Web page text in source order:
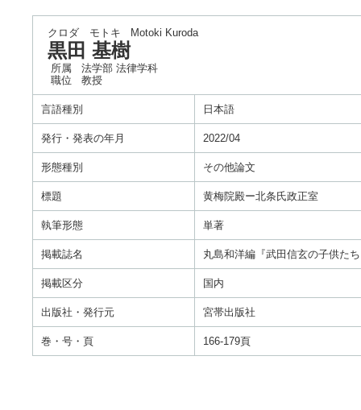
クロダ モトキ Motoki Kuroda
黒田 基樹
所属
法学部 法律学科
職位
教授
言語種別 日本語
発行・発表の年月 2022/04
形態種別 その他論文
標題 黄梅院殿ー北条氏政正室
執筆形態 単著
掲載誌名 丸島和洋編『武田信玄の子供た
掲載区分 国内
出版社・発行元 宮帯出版社
巻・号・頁 166-179頁